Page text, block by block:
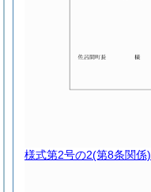
様式第2号の2(第8条関係)